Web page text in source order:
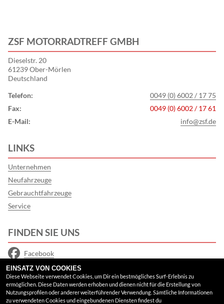
ZSF MOTORRADTREFF GMBH
Dieselstr. 20
61239 Ober-Mörlen
Deutschland
Telefon:
0049 (0) 6002 / 17 75
Fax:
0049 (0) 6002 / 17 61
E-Mail:
info@zsf.de
LINKS
Unternehmen
Neufahrzeuge
Gebrauchtfahrzeuge
Service
FINDEN SIE UNS
Facebook
Instagram
Google Maps
EINSATZ VON COOKIES
Diese Webseite verwendet Cookies, um Dir ein bestmögliches Surf-Erlebnis zu
ermöglichen. Diese Daten werden erhoben und dienen nicht für die Erstellung von
Nutzungsprofilen oder anderer weiterführender Verwendung. Sämtliche Informationen
zu verwendeten Cookies und eingebundenen Diensten findest du